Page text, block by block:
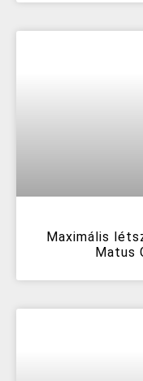
Maximális
Matus